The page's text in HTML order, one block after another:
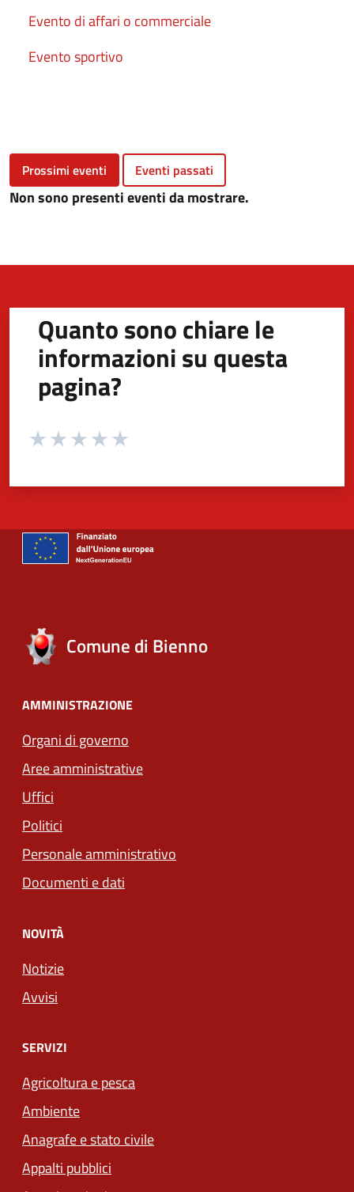
Evento di affari o commerciale
Evento sportivo
Prossimi eventi Eventi passati
Non sono presenti eventi da mostrare.
Quanto sono chiare le
informazioni su questa
pagina?
Valuta da 1 a 5 stelle la pagina
Comune di Bienno
AMMINISTRAZIONE
Organi di governo
Aree amministrative
Uffici
Politici
Personale amministrativo
Documenti e dati
NOVITÀ
Notizie
Avvisi
SERVIZI
Agricoltura e pesca
Ambiente
Anagrafe e stato civile
Appalti pubblici